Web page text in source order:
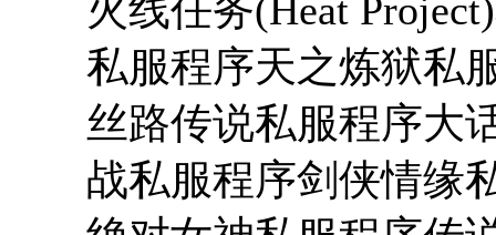
火线任务(Heat
私服程序天之炼狱私
丝路传说私服程序大
战私服程序剑侠情缘